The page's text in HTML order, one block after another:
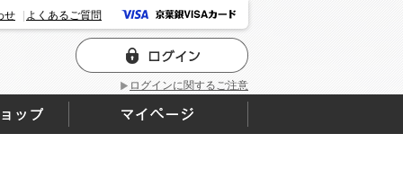
ログインに関するご注意
せ よくあるご質問